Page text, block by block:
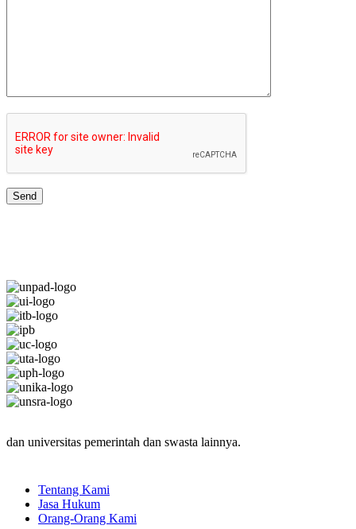
dan universitas pemerintah dan swasta lainnya.
Tentang Kami
Jasa Hukum
Orang-Orang Kami